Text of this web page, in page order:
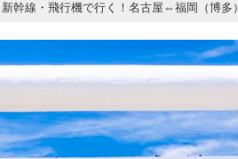
新幹線・飛行機で行く！名古屋⇔福岡（博多）